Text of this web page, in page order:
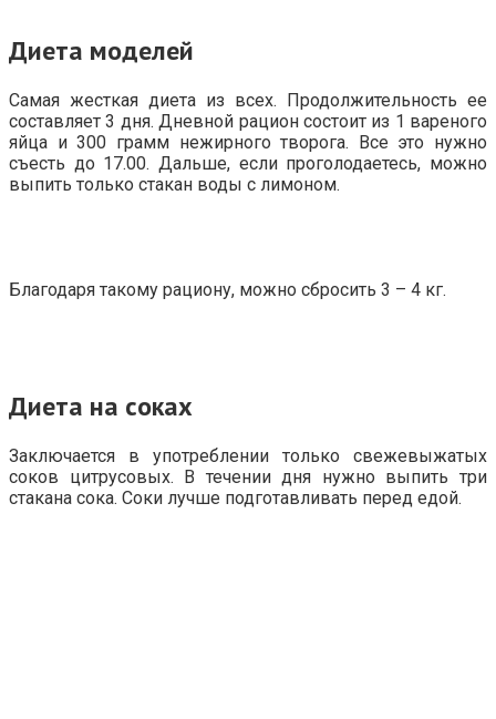
Диета моделей
Самая жесткая диета из всех. Продолжительность ее
составляет 3 дня. Дневной рацион состоит из 1 вареного
яйца и 300 грамм нежирного творога. Все это нужно
съесть до 17.00. Дальше, если проголодаетесь, можно
выпить только стакан воды с лимоном.
Благодаря такому рациону, можно сбросить 3 – 4 кг.
Диета на соках
Заключается в употреблении только свежевыжатых
соков цитрусовых. В течении дня нужно выпить три
стакана сока. Соки лучше подготавливать перед едой.